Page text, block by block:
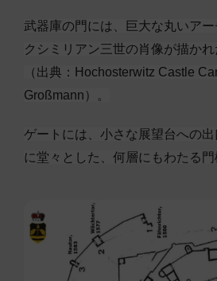
武器庫の門には、巨大な丸いア
クシミリアン三世の肖像が描か
（出典：Hochosterwitz Castle
Großmann）。
ゲートには、小さな展望台への
に堂々とした、何層にもわたる門